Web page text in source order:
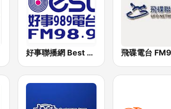
好事聯播網 Best Radio FM98.9 飛碟電台